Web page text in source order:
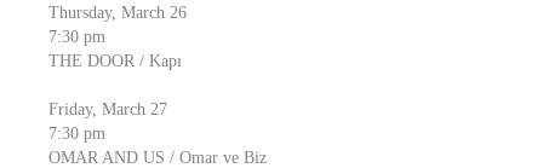
Thursday, March 26
7:30 pm
THE DOOR / Kapı
Friday, March 27
7:30 pm
OMAR AND US / Omar ve Biz